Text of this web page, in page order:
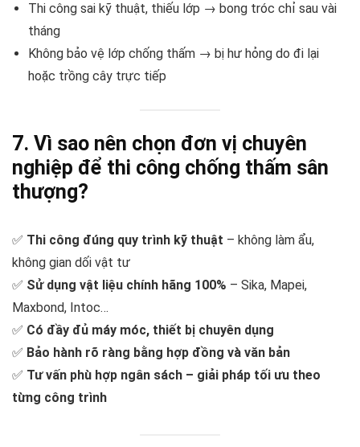
Thi công sai kỹ thuật, thiếu lớp → bong tróc chỉ sau vài
tháng
Không bảo vệ lớp chống thấm → bị hư hỏng do đi lại
hoặc trồng cây trực tiếp
7. Vì sao nên chọn đơn vị chuyên
nghiệp để thi công chống thấm sân
thượng?
✅ Thi công đúng quy trình kỹ thuật – không làm ẩu,
không gian dối vật tư
✅ Sử dụng vật liệu chính hãng 100% – Sika, Mapei,
Maxbond, Intoc…
✅ Có đầy đủ máy móc, thiết bị chuyên dụng
✅ Bảo hành rõ ràng bằng hợp đồng và văn bản
✅ Tư vấn phù hợp ngân sách – giải pháp tối ưu theo
từng công trình